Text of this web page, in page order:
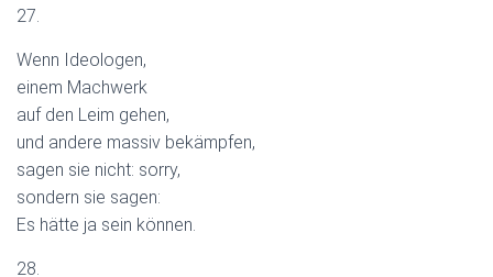
27.
Wenn Ideologen,
einem Machwerk
auf den Leim gehen,
und andere massiv bekämpfen,
sagen sie nicht: sorry,
sondern sie sagen:
Es hätte ja sein können.
28.